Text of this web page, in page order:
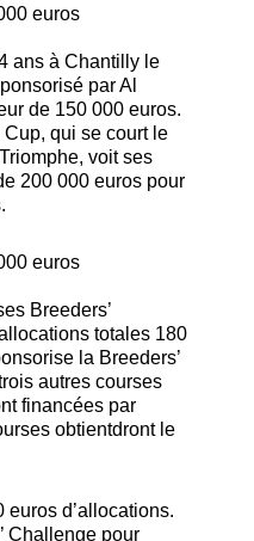
euros
ans à Chantilly le
par Al
de 150 000 euros.
qui se court le
voit ses
200 000 euros pour
euros
Breeders’
totales 180
la Breeders’
autres courses
financées par
obtientdront le
d’allocations.
Challenge pour